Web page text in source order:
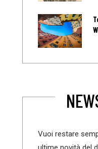
Vuoi restare